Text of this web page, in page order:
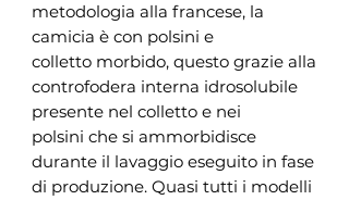
metodologia alla francese, la
camicia è con polsini e
colletto morbido, questo grazie alla
controfodera interna idrosolubile
presente nel colletto e nei
polsini che si ammorbidisce
durante il lavaggio eseguito in fase
di produzione. Quasi tutti i modelli